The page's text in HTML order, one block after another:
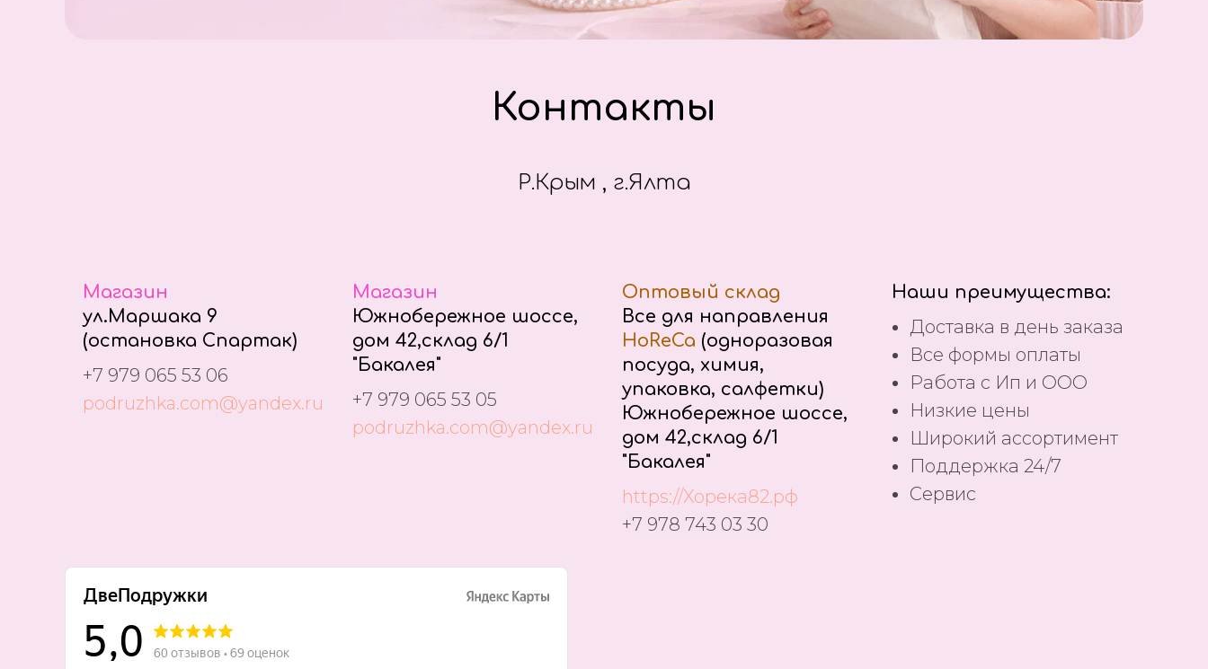
Контакты
Р.Крым , г.Ялта
Магазин
ул.Маршака 9
(остановка Спартак)
+7 979 065 53 06
podruzhka.com@yandex.ru
Магазин
Южнобережное шоссе,
дом 42,склад 6/1
"Бакалея"
+7 979 065 53 05
podruzhka.com@yandex.ru
Оптовый склад
Все для направления
HoReCa (одноразовая
посуда, химия,
упаковка, салфетки)
Южнобережное шоссе,
дом 42,склад 6/1
"Бакалея"
https://Хорека82.рф
+7 978 743 03 30
Наши преимущества:
Доставка в день заказа
Все формы оплаты
Работа с Ип и ООО
Низкие цены
Широкий ассортимент
Поддержка 24/7
Сервис